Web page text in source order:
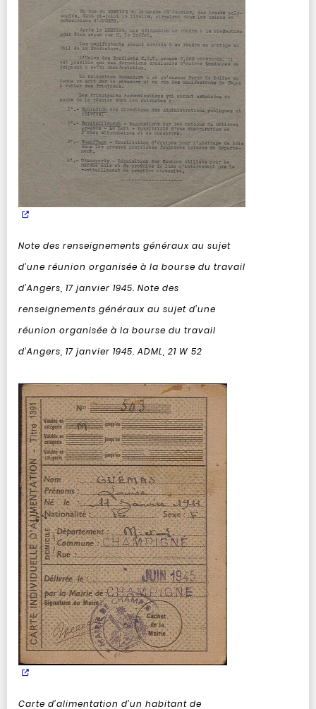
Note des renseignements généraux au sujet
d’une réunion organisée à la bourse du travail
d’Angers, 17 janvier 1945. Note des
renseignements généraux au sujet d’une
réunion organisée à la bourse du travail
d’Angers, 17 janvier 1945. ADML, 21 W 52
Carte d’alimentation d’un habitant de